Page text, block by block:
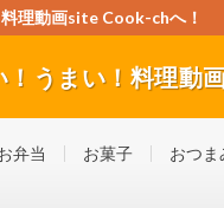
料理動画site Cook-chへ！
！うまい！料理動
弁当 お菓子 おつま